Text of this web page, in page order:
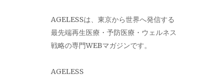
AGELESSは、東京から世界へ発信する
最先端再生医療・予防医療・ウェルネス
戦略の専門WEBマガジンです。
AGELESS